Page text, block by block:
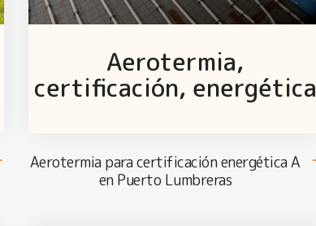
Aerotermia,
certificación, energética
Aerotermia para certificación energética A
en Puerto Lumbreras